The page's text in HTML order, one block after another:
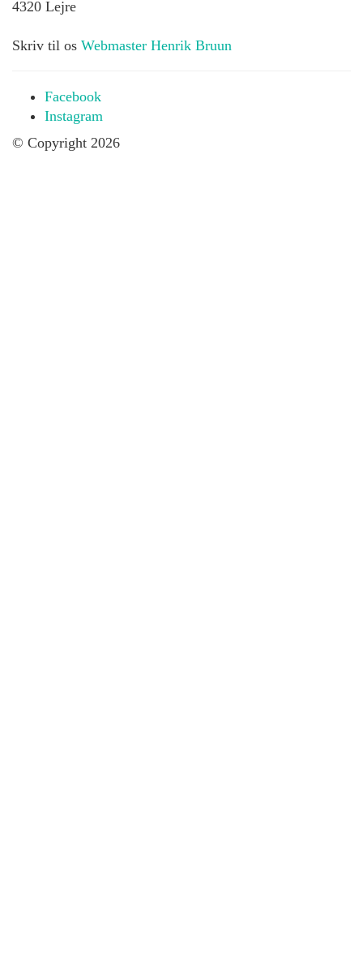
4320 Lejre
Skriv til os Webmaster Henrik Bruun
Facebook
Instagram
© Copyright 2026